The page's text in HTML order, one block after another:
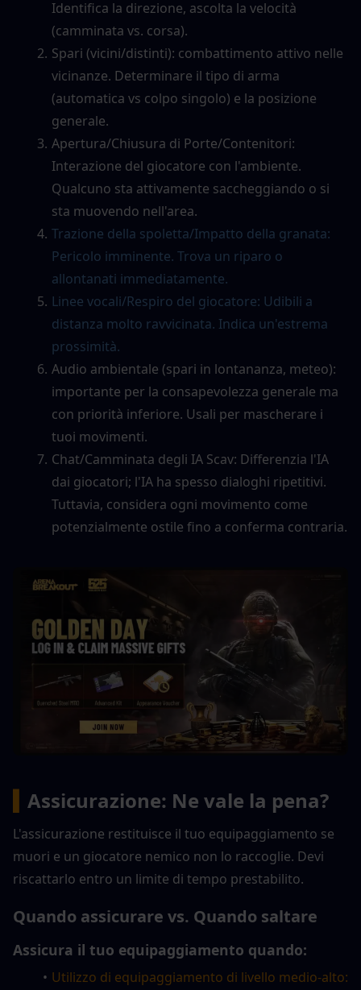
Identifica la direzione, ascolta la velocità
(camminata vs. corsa).
Spari (vicini/distinti): combattimento attivo nelle
vicinanze. Determinare il tipo di arma
(automatica vs colpo singolo) e la posizione
generale.
Apertura/Chiusura di Porte/Contenitori:
Interazione del giocatore con l'ambiente.
Qualcuno sta attivamente saccheggiando o si
sta muovendo nell'area.
Trazione della spoletta/Impatto della granata:
Pericolo imminente. Trova un riparo o
allontanati immediatamente.
Linee vocali/Respiro del giocatore: Udibili a
distanza molto ravvicinata. Indica un'estrema
prossimità.
Audio ambientale (spari in lontananza, meteo):
importante per la consapevolezza generale ma
con priorità inferiore. Usali per mascherare i
tuoi movimenti.
Chat/Camminata degli IA Scav: Differenzia l'IA
dai giocatori; l'IA ha spesso dialoghi ripetitivi.
Tuttavia, considera ogni movimento come
potenzialmente ostile fino a conferma contraria.
Assicurazione: Ne vale la pena?
L'assicurazione restituisce il tuo equipaggiamento se
muori e un giocatore nemico non lo raccoglie. Devi
riscattarlo entro un limite di tempo prestabilito.
Quando assicurare vs. Quando saltare
Assicura il tuo equipaggiamento quando:
Utilizzo di equipaggiamento di livello medio-alto: